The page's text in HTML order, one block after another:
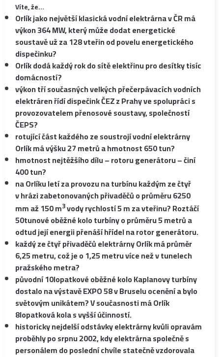
Víte, že…
Orlík jako největší klasická vodní elektrárna v ČR má
výkon 364 MW, který může dodat energetické
soustavě už za 128 vteřin od povelu energetického
dispečinku?
Orlík dodá každý rok do sítě elektřinu pro desítky tisíc
domácností?
výkon tří současných velkých přečerpávacích vodních
elektráren řídí dispečink ČEZ z Prahy ve spolupráci s
provozovatelem přenosové soustavy, společností
ČEPS?
rotující část každého ze soustrojí vodní elektrárny
Orlík má výšku 27 metrů a hmotnost 650 tun?
hmotnost nejtěžšího dílu – rotoru generátoru – činí
400 tun?
na Orlíku letí za provozu na turbínu každým ze čtyř
v hrázi zabetonovaných přivaděčů o průměru 6250
mm až 150 m3vody rychlostí 5 m za vteřinu? Roztáčí
50tunové oběžné kolo turbíny o průměru 5 metrů a
odtud její energii přenáší hřídel na rotor generátoru.
každý ze čtyř přivaděčů elektrárny Orlík má průměr
6,25 metru, což je o 1,25 metru více než v tunelech
pražského metra?
původní 10lopatkové oběžné kolo Kaplanovy turbíny
dostalo na výstavě EXPO 58 v Bruselu ocenění a bylo
světovým unikátem? V současnosti má Orlík
8lopatková kola s vyšší účinností.
historicky nejdelší odstávky elektrárny kvůli opravám
proběhly po srpnu 2002, kdy elektrárna společně s
personálem do poslední chvíle statečně vzdorovala